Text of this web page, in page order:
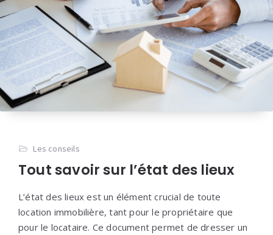
Les conseils
Tout savoir sur l’état des lieux
L’état des lieux est un élément crucial de toute
location immobilière, tant pour le propriétaire que
pour le locataire. Ce document permet de dresser un